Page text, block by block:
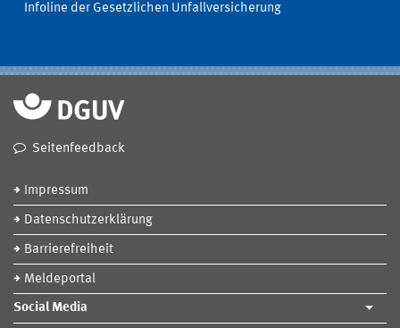
Infoline der Gesetzlichen Unfallversicherung
Seitenfeedback
Impressum
Datenschutzerklärung
Barrierefreiheit
Meldeportal
Social Media